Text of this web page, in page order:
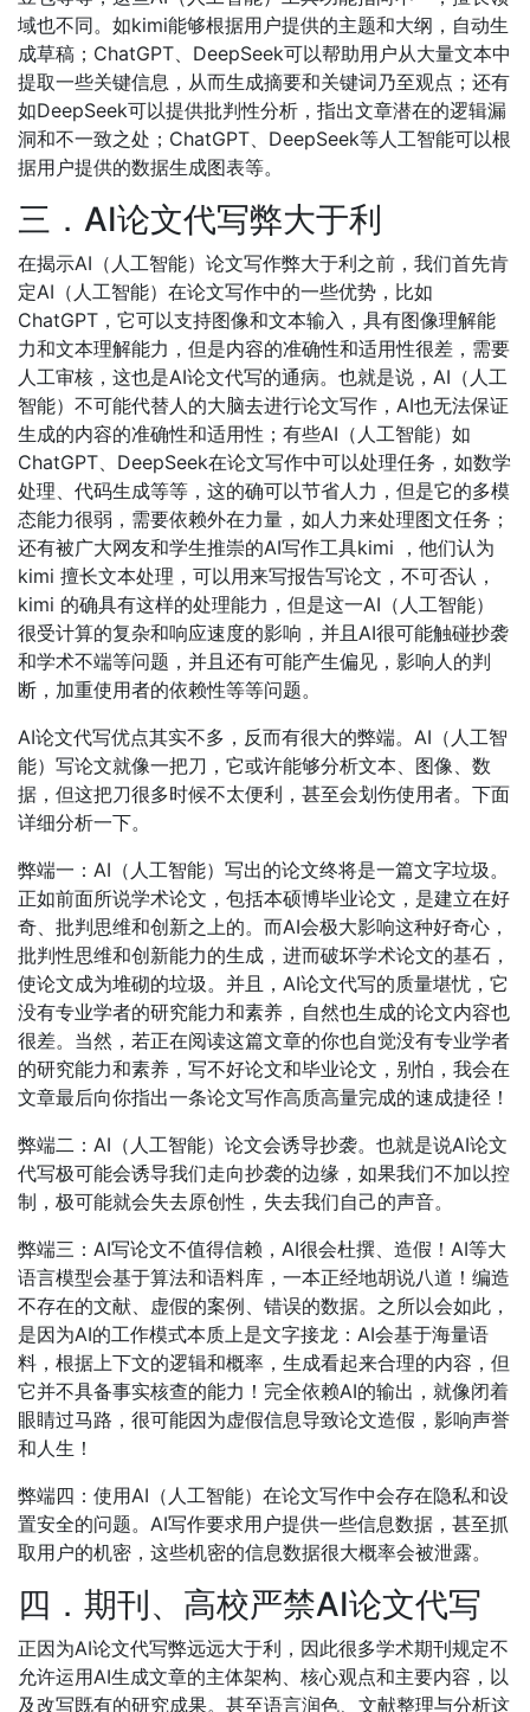
域也不同。如kimi能够根据用户提供的主题和大纲，自动生
成草稿；ChatGPT、DeepSeek可以帮助用户从大量文本中
提取一些关键信息，从而生成摘要和关键词乃至观点；还有
如DeepSeek可以提供批判性分析，指出文章潜在的逻辑漏
洞和不一致之处；ChatGPT、DeepSeek等人工智能可以根
据用户提供的数据生成图表等。
三．AI论文代写弊大于利
在揭示AI（人工智能）论文写作弊大于利之前，我们首先肯
定AI（人工智能）在论文写作中的一些优势，比如
ChatGPT，它可以支持图像和文本输入，具有图像理解能
力和文本理解能力，但是内容的准确性和适用性很差，需要
人工审核，这也是AI论文代写的通病。也就是说，AI（人工
智能）不可能代替人的大脑去进行论文写作，AI也无法保证
生成的内容的准确性和适用性；有些AI（人工智能）如
ChatGPT、DeepSeek在论文写作中可以处理任务，如数学
处理、代码生成等等，这的确可以节省人力，但是它的多模
态能力很弱，需要依赖外在力量，如人力来处理图文任务；
还有被广大网友和学生推崇的AI写作工具kimi ，他们认为
kimi 擅长文本处理，可以用来写报告写论文，不可否认，
kimi 的确具有这样的处理能力，但是这一AI（人工智能）
很受计算的复杂和响应速度的影响，并且AI很可能触碰抄袭
和学术不端等问题，并且还有可能产生偏见，影响人的判
断，加重使用者的依赖性等等问题。
AI论文代写优点其实不多，反而有很大的弊端。AI（人工智
能）写论文就像一把刀，它或许能够分析文本、图像、数
据，但这把刀很多时候不太便利，甚至会划伤使用者。下面
详细分析一下。
弊端一：AI（人工智能）写出的论文终将是一篇文字垃圾。
正如前面所说学术论文，包括本硕博毕业论文，是建立在好
奇、批判思维和创新之上的。而AI会极大影响这种好奇心，
批判性思维和创新能力的生成，进而破坏学术论文的基石，
使论文成为堆砌的垃圾。并且，AI论文代写的质量堪忧，它
没有专业学者的研究能力和素养，自然也生成的论文内容也
很差。当然，若正在阅读这篇文章的你也自觉没有专业学者
的研究能力和素养，写不好论文和毕业论文，别怕，我会在
文章最后向你指出一条论文写作高质高量完成的速成捷径！
弊端二：AI（人工智能）论文会诱导抄袭。也就是说AI论文
代写极可能会诱导我们走向抄袭的边缘，如果我们不加以控
制，极可能就会失去原创性，失去我们自己的声音。
弊端三：AI写论文不值得信赖，AI很会杜撰、造假！AI等大
语言模型会基于算法和语料库，一本正经地胡说八道！编造
不存在的文献、虚假的案例、错误的数据。之所以会如此，
是因为AI的工作模式本质上是文字接龙：AI会基于海量语
料，根据上下文的逻辑和概率，生成看起来合理的内容，但
它并不具备事实核查的能力！完全依赖AI的输出，就像闭着
眼睛过马路，很可能因为虚假信息导致论文造假，影响声誉
和人生！
弊端四：使用AI（人工智能）在论文写作中会存在隐私和设
置安全的问题。AI写作要求用户提供一些信息数据，甚至抓
取用户的机密，这些机密的信息数据很大概率会被泄露。
四．期刊、高校严禁AI论文代写
正因为AI论文代写弊远远大于利，因此很多学术期刊规定不
允许运用AI生成文章的主体架构、核心观点和主要内容，以
及改写既有的研究成果。甚至语言润色、文献整理与分析这